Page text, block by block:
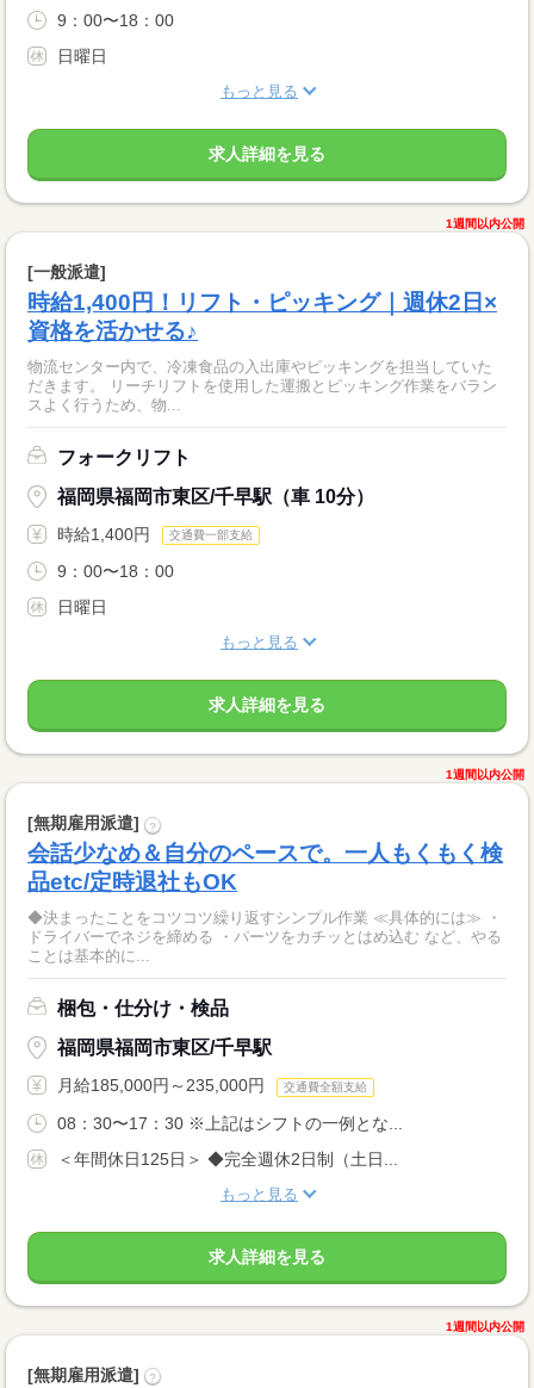
9：00〜18：00
日曜日
もっと見る
求人詳細を見る
1週間以内公開
[一般派遣]
時給1,400円！リフト・ピッキング｜週休2日×
資格を活かせる♪
物流センター内で、冷凍食品の入出庫やピッキングを担当していた
だきます。 リーチリフトを使用した運搬とピッキング作業をバラン
スよく行うため、物...
フォークリフト
福岡県福岡市東区/千早駅（車 10分）
時給1,400円 交通費一部支給
9：00〜18：00
日曜日
もっと見る
求人詳細を見る
1週間以内公開
[無期雇用派遣] ?
会話少なめ＆自分のペースで。一人もくもく検
品etc/定時退社もOK
◆決まったことをコツコツ繰り返すシンプル作業 ≪具体的には≫ ・
ドライバーでネジを締める ・パーツをカチッとはめ込む など、やる
ことは基本的に...
梱包・仕分け・検品
福岡県福岡市東区/千早駅
月給185,000円～235,000円 交通費全額支給
08：30〜17：30 ※上記はシフトの一例とな...
＜年間休日125日＞ ◆完全週休2日制（土日...
もっと見る
求人詳細を見る
1週間以内公開
[無期雇用派遣] ?